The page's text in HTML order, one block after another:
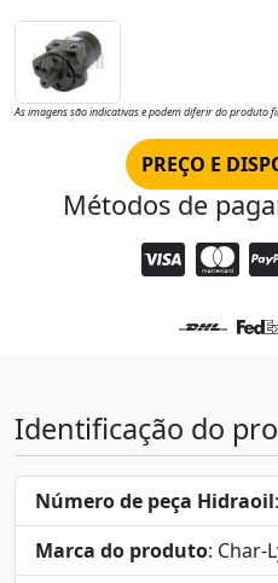
As imagens são indicativas e podem diferir do produto
PREÇO E
Métodos de
Identificação do
Número de peça Hidraoil:
Marca do produto: Char-